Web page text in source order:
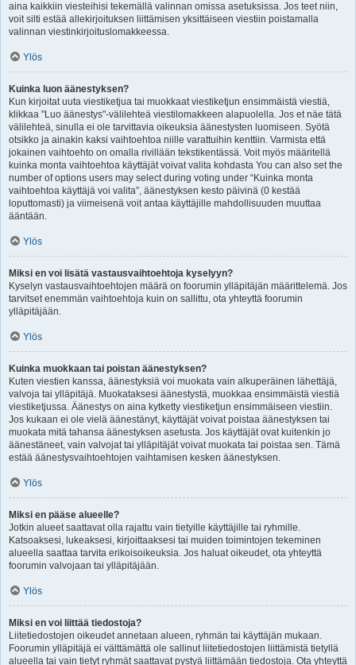
aina kaikkiin viesteihisi tekemällä valinnan omissa asetuksissa. Jos teet niin,
voit silti estää allekirjoituksen liittämisen yksittäiseen viestiin poistamalla
valinnan viestinkirjoituslomakkeessa.
Ylös
Kuinka luon äänestyksen?
Kun kirjoitat uuta viestiketjua tai muokkaat viestiketjun ensimmäistä viestiä,
klikkaa "Luo äänestys"-välilehteä viestilomakkeen alapuolella. Jos et näe tätä
välilehteä, sinulla ei ole tarvittavia oikeuksia äänestysten luomiseen. Syötä
otsikko ja ainakin kaksi vaihtoehtoa niille varattuihin kenttiin. Varmista että
jokainen vaihtoehto on omalla rivillään tekstikentässä. Voit myös määritellä
kuinka monta vaihtoehtoa käyttäjät voivat valita kohdasta You can also set the
number of options users may select during voting under “Kuinka monta
vaihtoehtoa käyttäjä voi valita”, äänestyksen kesto päivinä (0 kestää
loputtomasti) ja viimeisenä voit antaa käyttäjille mahdollisuuden muuttaa
ääntään.
Ylös
Miksi en voi lisätä vastausvaihtoehtoja kyselyyn?
Kyselyn vastausvaihtoehtojen määrä on foorumin ylläpitäjän määrittelemä. Jos
tarvitset enemmän vaihtoehtoja kuin on sallittu, ota yhteyttä foorumin
ylläpitäjään.
Ylös
Kuinka muokkaan tai poistan äänestyksen?
Kuten viestien kanssa, äänestyksiä voi muokata vain alkuperäinen lähettäjä,
valvoja tai ylläpitäjä. Muokataksesi äänestystä, muokkaa ensimmäistä viestiä
viestiketjussa. Äänestys on aina kytketty viestiketjun ensimmäiseen viestiin.
Jos kukaan ei ole vielä äänestänyt, käyttäjät voivat poistaa äänestyksen tai
muokata mitä tahansa äänestyksen asetusta. Jos käyttäjät ovat kuitenkin jo
äänestäneet, vain valvojat tai ylläpitäjät voivat muokata tai poistaa sen. Tämä
estää äänestysvaihtoehtojen vaihtamisen kesken äänestyksen.
Ylös
Miksi en pääse alueelle?
Jotkin alueet saattavat olla rajattu vain tietyille käyttäjille tai ryhmille.
Katsoaksesi, lukeaksesi, kirjoittaaksesi tai muiden toimintojen tekeminen
alueella saattaa tarvita erikoisoikeuksia. Jos haluat oikeudet, ota yhteyttä
foorumin valvojaan tai ylläpitäjään.
Ylös
Miksi en voi liittää tiedostoja?
Liitetiedostojen oikeudet annetaan alueen, ryhmän tai käyttäjän mukaan.
Foorumin ylläpitäjä ei välttämättä ole sallinut liitetiedostojen liittämistä tietyllä
alueella tai vain tietyt ryhmät saattavat pystyä liittämään tiedostoja. Ota yhteyttä